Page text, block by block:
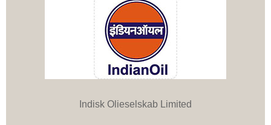
Indisk Olieselskab Limited